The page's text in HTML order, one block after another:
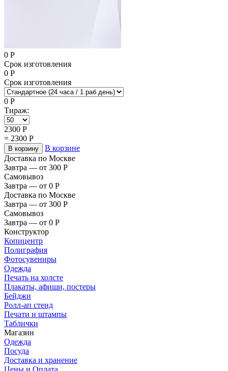
0 Р
Срок изготовления
0 Р
Срок изготовления
0 Р
Тираж:
2300 Р
= 2300 Р
В корзину
В корзине
Доставка по Москве
Завтра — от 300 Р
Самовывоз
Завтра — от 0 Р
Доставка по Москве
Завтра — от 300 Р
Самовывоз
Завтра — от 0 Р
Конструктор
Копицентр
Полиграфия
Фотосувениры
Одежда
Печать на холсте
Плакаты, афиши, постеры
Бейджи
Ролл-ап стенд
Печати и штампы
Таблички
Магазин
Одежда
Посуда
Доставка и хранение
Цены и Оплата